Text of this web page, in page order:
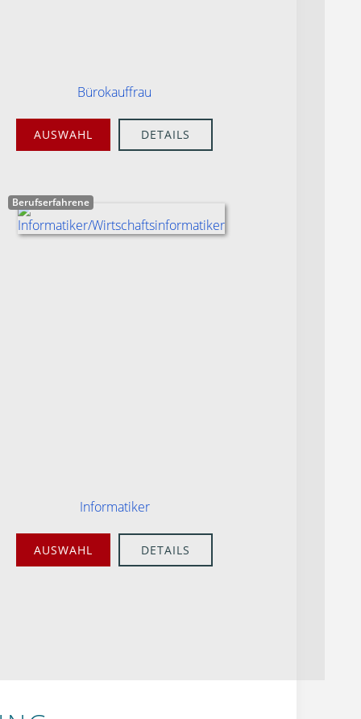
Bürokauffrau
AUSWAHL DETAILS
Berufserfahrene
Informatiker
AUSWAHL DETAILS